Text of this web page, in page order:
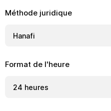
Méthode juridique
Format de l'heure